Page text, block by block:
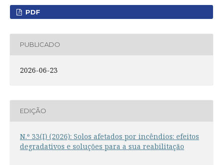
PDF
PUBLICADO
2026-06-23
EDIÇÃO
N.º 33(I) (2026): Solos afetados por incêndios: efeitos
degradativos e soluções para a sua reabilitação